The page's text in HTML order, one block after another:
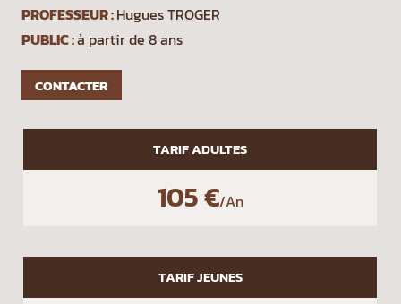
PROFESSEUR :Hugues TROGER
PUBLIC :à partir de 8 ans
CONTACTER
TARIF ADULTES
105 €/An
TARIF JEUNES